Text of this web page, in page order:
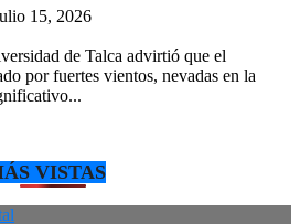
15, 2026
de Talca advirtió que el
por fuertes vientos, nevadas en la
VISTAS